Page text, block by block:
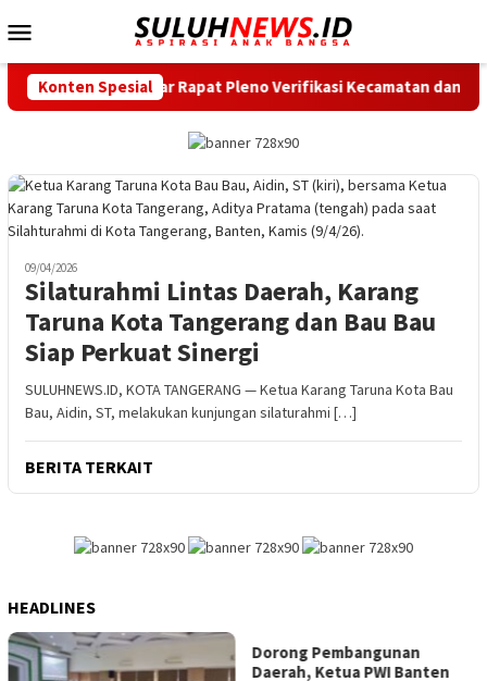
ke
Mobile
Konten Spesial
Tangerang Gelar Rapat Pleno Verifikasi Kecamatan dan
09/04/2026
Silaturahmi Lintas Daerah, Karang
Taruna Kota Tangerang dan Bau Bau
Siap Perkuat Sinergi
SULUHNEWS.ID, KOTA TANGERANG — Ketua Karang Taruna Kota Bau
Bau, Aidin, ST, melakukan kunjungan silaturahmi […]
BERITA TERKAIT
HEADLINES
Dorong Pembangunan
Daerah, Ketua PWI Banten
Ardi Irawan Resmi Pimpin
Kelurahan Sangiang Jaya,